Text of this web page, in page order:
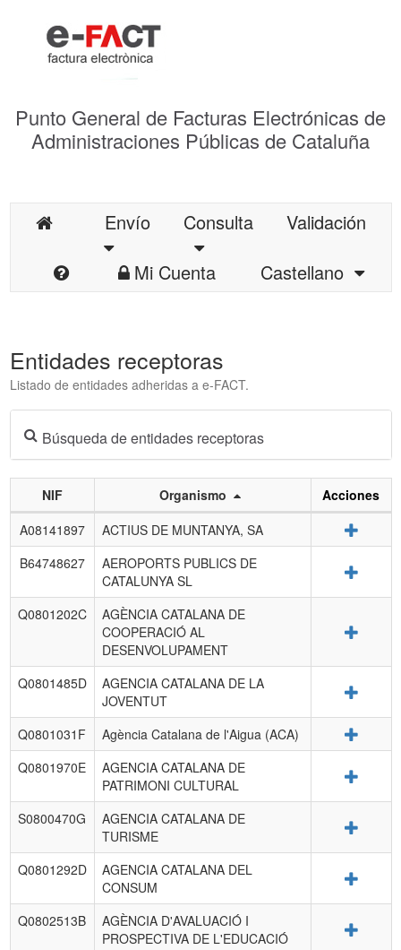
Punto General de Facturas Electrónicas de
Administraciones Públicas de Cataluña
Envío Consulta
Validación
Mi Cuenta
Castellano
Entidades receptoras
Listado de entidades adheridas a e-FACT.
Búsqueda de entidades receptoras
Listado
de
entidades
NIF Organismo
Acciones
A08141897
ACTIUS DE MUNTANYA, SA
B64748627
AEROPORTS PUBLICS DE
CATALUNYA SL
Q0801202C
AGÈNCIA CATALANA DE
COOPERACIÓ AL
DESENVOLUPAMENT
Q0801485D
AGENCIA CATALANA DE LA
JOVENTUT
Q0801031F Agència Catalana de l'Aigua (ACA)
Q0801970E
AGENCIA CATALANA DE
PATRIMONI CULTURAL
S0800470G
AGENCIA CATALANA DE
TURISME
Q0801292D
AGENCIA CATALANA DEL
CONSUM
Q0802513B
AGÈNCIA D'AVALUACIÓ I
PROSPECTIVA DE L'EDUCACIÓ